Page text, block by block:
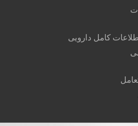
کامل دارویی